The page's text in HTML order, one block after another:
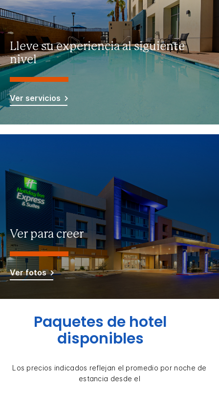
Lleve su experiencia al siguiente
nivel
Ver servicios
Ver para creer
Ver fotos
Paquetes de hotel
disponibles
Los precios indicados reflejan el promedio por noche de
estancia desde el